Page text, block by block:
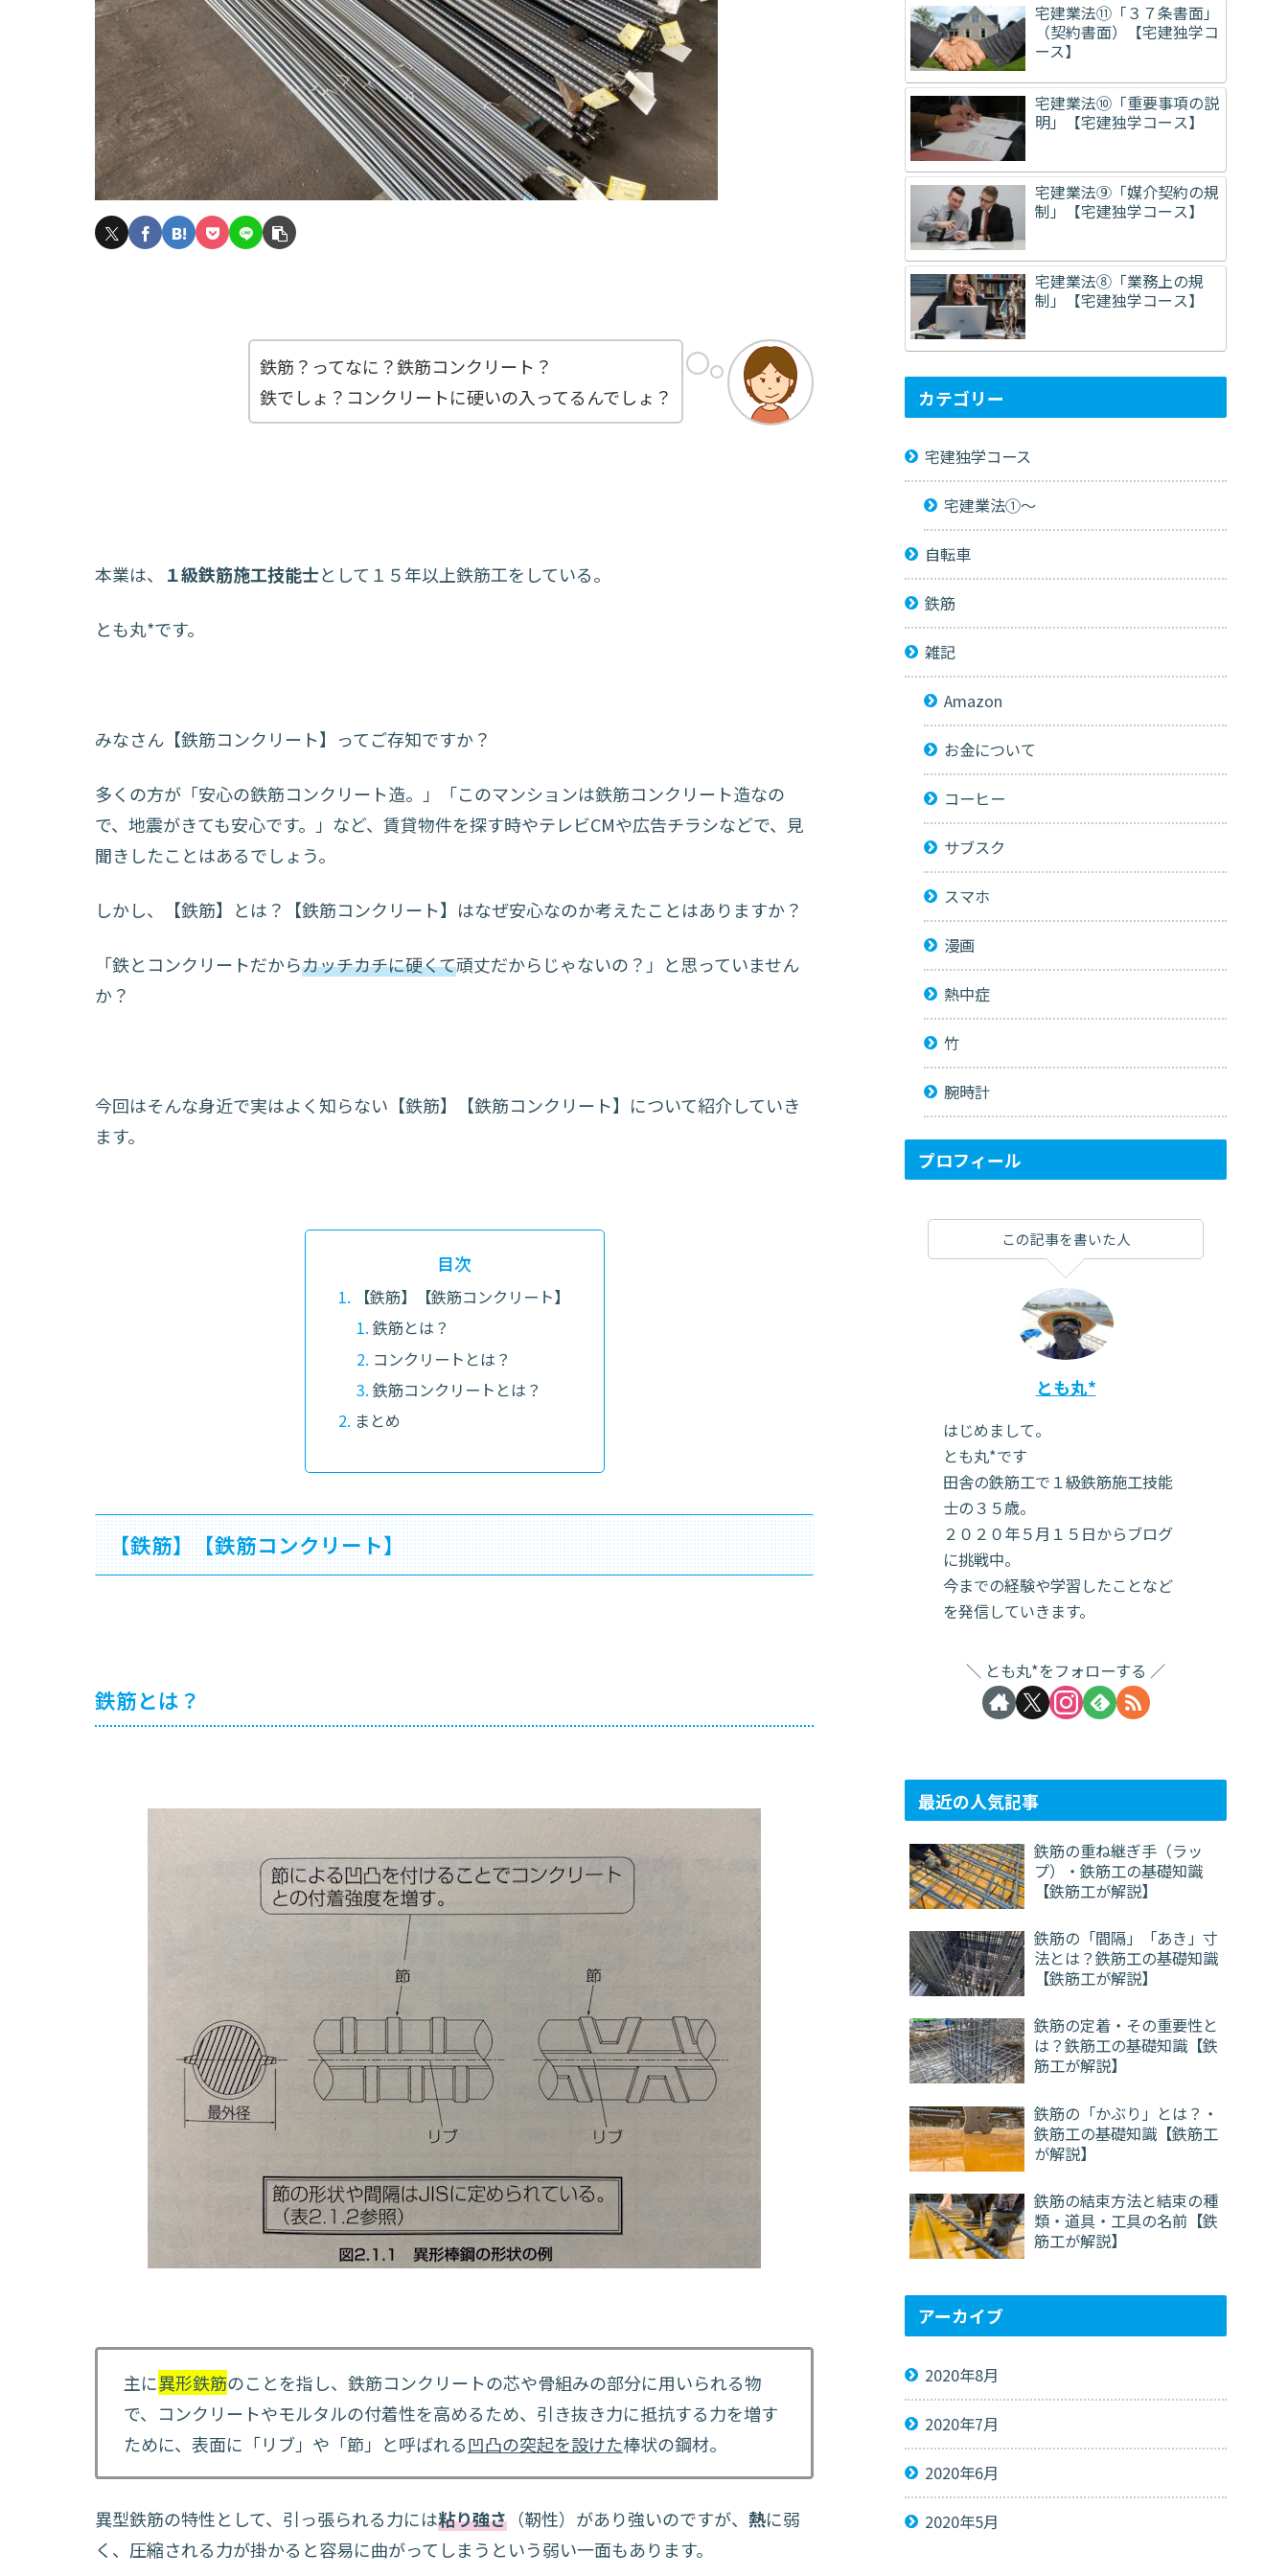
鉄筋？ってなに？鉄筋コンクリート？
鉄でしょ？コンクリートに硬いの入ってるんでしょ？
本業は、 １級鉄筋施工技能士として１５年以上鉄筋工をしている。
とも丸*です。
みなさん【鉄筋コンクリート】ってご存知ですか？
多くの方が「安心の鉄筋コンクリート造。」「このマンションは鉄筋コンクリート造なの
で、地震がきても安心です。」など、賃貸物件を探す時やテレビCMや広告チラシなどで、見
聞きしたことはあるでしょう。
しかし、【鉄筋】とは？【鉄筋コンクリート】はなぜ安心なのか考えたことはありますか？
「鉄とコンクリートだからカッチカチに硬くて頑丈だからじゃないの？」と思っていません
か？
今回はそんな身近で実はよく知らない【鉄筋】【鉄筋コンクリート】について紹介していき
ます。
目次
【鉄筋】【鉄筋コンクリート】
鉄筋とは？
コンクリートとは？
鉄筋コンクリートとは？
まとめ
【鉄筋】【鉄筋コンクリート】
鉄筋とは？
主に異形鉄筋のことを指し、鉄筋コンクリートの芯や骨組みの部分に用いられる物
で、コンクリートやモルタルの付着性を高めるため、引き抜き力に抵抗する力を増す
ために、表面に「リブ」や「節」と呼ばれる凹凸の突起を設けた棒状の鋼材。
異型鉄筋の特性として、引っ張られる力には粘り強さ （靭性）があり強いのですが、 熱に弱
く、圧縮される力が掛かると容易に曲がってしまうという弱い一面もあります。
宅建業法⑪「３７条書面」
（契約書面）【宅建独学コ
ース】
宅建業法⑩「重要事項の説
明」【宅建独学コース】
宅建業法⑨「媒介契約の規
制」【宅建独学コース】
宅建業法⑧「業務上の規
制」【宅建独学コース】
カテゴリー
宅建独学コース
宅建業法①～
自転車
鉄筋
雑記
Amazon
お金について
コーヒー
サブスク
スマホ
漫画
熱中症
竹
腕時計
プロフィール
この記事を書いた人
とも丸*
はじめまして。
とも丸*です
田舎の鉄筋工で１級鉄筋施工技能
士の３５歳。
２０２０年５月１５日からブログ
に挑戦中。
今までの経験や学習したことなど
を発信していきます。
とも丸*をフォローする
最近の人気記事
鉄筋の重ね継ぎ手（ラッ
プ）・鉄筋工の基礎知識
【鉄筋工が解説】
鉄筋の「間隔」「あき」寸
法とは？鉄筋工の基礎知識
【鉄筋工が解説】
鉄筋の定着・その重要性と
は？鉄筋工の基礎知識【鉄
筋工が解説】
鉄筋の「かぶり」とは？・
鉄筋工の基礎知識【鉄筋工
が解説】
鉄筋の結束方法と結束の種
類・道具・工具の名前【鉄
筋工が解説】
アーカイブ
2020年8月
2020年7月
2020年6月
2020年5月